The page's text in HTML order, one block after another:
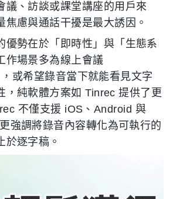
議、訪談或課堂講座的用戶來
焦慮與通話干擾是最大誘因。
優勢在於「即時性」與「生態系
作場景多為線上會議
，或希望錄音當下就能看見文字
，純軟體方案如 Tinrec 提供了更
不僅支援 iOS、Android 與
強調將錄音內容轉化為可執行的
於逐字稿。